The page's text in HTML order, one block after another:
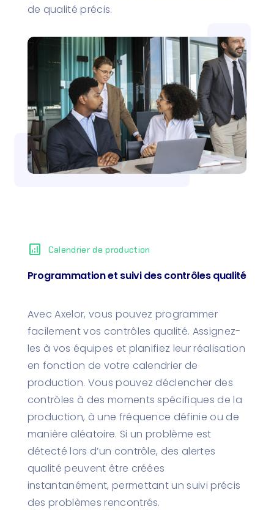
de qualité précis.
analytics Calendrier de production
Programmation et suivi des contrôles qualité
Avec Axelor, vous pouvez programmer
facilement vos contrôles qualité. Assignez-
les à vos équipes et planifiez leur réalisation
en fonction de votre calendrier de
production. Vous pouvez déclencher des
contrôles à des moments spécifiques de la
production, à une fréquence définie ou de
manière aléatoire. Si un problème est
détecté lors d’un contrôle, des alertes
qualité peuvent être créées
instantanément, permettant un suivi précis
des problèmes rencontrés.